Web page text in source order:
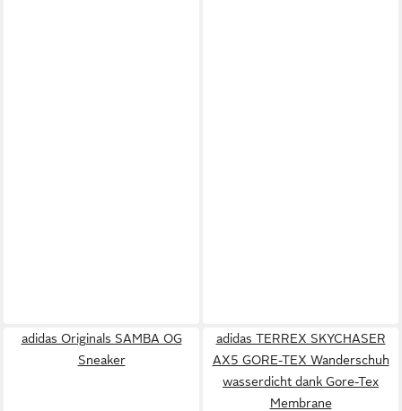
adidas Originals SAMBA OG
Sneaker
adidas TERREX SKYCHASER
AX5 GORE-TEX Wanderschuh
wasserdicht dank Gore-Tex
Membrane